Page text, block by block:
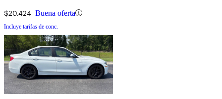
$20,424 Buena oferta
Incluye tarifas de conc.